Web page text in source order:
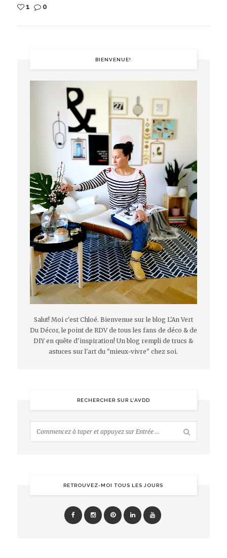
1 0
BIENVENUE!
Salut! Moi c'est Chloé. Bienvenue sur le blog L'An Vert
Du Décor, le point de RDV de tous les fans de déco & de
DIY en quête d'inspiration! Un blog rempli de trucs &
astuces sur l'art du "mieux-vivre" chez soi.
RECHERCHER SUR L’AVDD
RETROUVEZ-MOI TOUS LES JOURS